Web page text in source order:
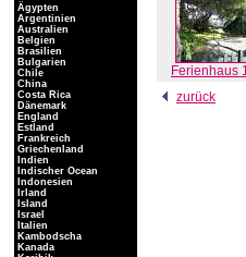
Ferienhaus
zurück
Ägypten
Argentinien
Australien
Belgien
Brasilien
Bulgarien
Chile
China
Costa Rica
Dänemark
England
Estland
Frankreich
Griechenland
Indien
Indischer Ocean
Indonesien
Irland
Island
Israel
Italien
Kambodscha
Kanada